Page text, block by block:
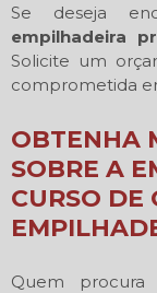
Se deseja
empilhadeira
Solicite um
comprometida
OBTENHA
SOBRE A
CURSO DE
Quem